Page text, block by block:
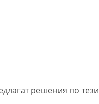
решения по тези